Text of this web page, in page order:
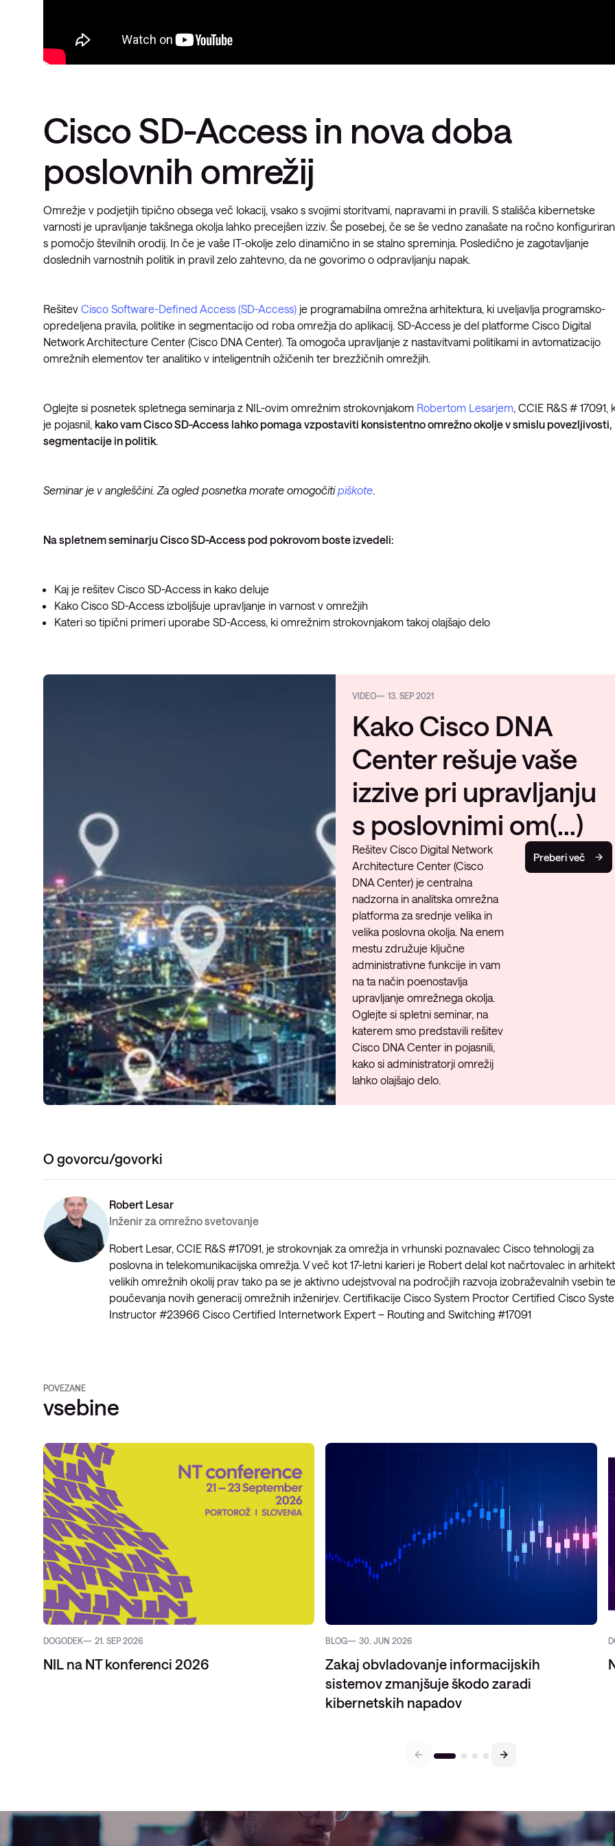
Cisco SD-Access in nova doba
poslovnih omrežij
Omrežje v podjetjih tipično obsega več lokacij, vsako s svojimi storitvami, napravami in pravili. S stališča kibernetske
varnosti je upravljanje takšnega okolja lahko precejšen izziv. Še posebej, če se še vedno zanašate na ročno
s pomočjo številnih orodij. In če je vaše IT-okolje zelo dinamično in se stalno spreminja. Posledično je zagotavljanje
doslednih varnostnih politik in pravil zelo zahtevno, da ne govorimo o odpravljanju napak.
Rešitev Cisco Software-Defined Access (SD-Access) je programabilna omrežna arhitektura, ki uveljavlja programsko-
opredeljena pravila, politike in segmentacijo od roba omrežja do aplikacij. SD-Access je del platforme Cisco Digital
Network Architecture Center (Cisco DNA Center). Ta omogoča upravljanje z nastavitvami politikami in avtomatizacijo
omrežnih elementov ter analitiko v inteligentnih ožičenih ter brezžičnih omrežjih.
Oglejte si posnetek spletnega seminarja z NIL-ovim omrežnim strokovnjakom Robertom Lesarjem, CCIE R&S # 17091,
je pojasnil, kako vam Cisco SD-Access lahko pomaga vzpostaviti konsistentno omrežno okolje v smislu povezljivosti,
segmentacije in politik.
Seminar je v angleščini. Za ogled posnetka morate omogočitipiškote.
Na spletnem seminarju Cisco SD-Access pod pokrovom boste izvedeli:
Kaj je rešitev Cisco SD-Access in kako deluje
Kako Cisco SD-Access izboljšuje upravljanje in varnost v omrežjih
Kateri so tipični primeri uporabe SD-Access, ki omrežnim strokovnjakom takoj olajšajo delo
VIDEO 13. SEP 2021
Kako Cisco DNA
Center rešuje vaše
izzive pri upravljanju
s poslovnimi om(…)
Rešitev Cisco Digital Network
Architecture Center (Cisco
DNA Center) je centralna
nadzorna in analitska omrežna
platforma za srednje velika in
velika poslovna okolja. Na enem
mestu združuje ključne
administrativne funkcije in vam
na ta način poenostavlja
upravljanje omrežnega okolja.
Oglejte si spletni seminar, na
katerem smo predstavili rešitev
Cisco DNA Center in pojasnili,
kako si administratorji omrežij
lahko olajšajo delo.
Preberi več
O govorcu/govorki
Robert Lesar
Inženir za omrežno svetovanje
Robert Lesar, CCIE R&S #17091, je strokovnjak za omrežja in vrhunski poznavalec Cisco tehnologij za
poslovna in telekomunikacijska omrežja. V več kot 17-letni karieri je Robert delal kot načrtovalec in arhitekt
velikih omrežnih okolij prav tako pa se je aktivno udejstvoval na področjih razvoja izobraževalnih vsebin
poučevanja novih generacij omrežnih inženirjev. Certifikacije Cisco System Proctor Certified Cisco
Instructor #23966 Cisco Certified Internetwork Expert – Routing and Switching #17091
POVEZANE
vsebine
DOGODEK 21. SEP 2026
NIL na NT konferenci 2026
BLOG 30. JUN 2026
Zakaj obvladovanje informacijskih
sistemov zmanjšuje škodo zaradi
kibernetskih napadov